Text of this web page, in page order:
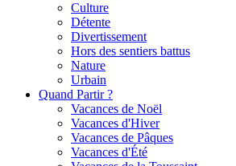
Culture
Détente
Divertissement
Hors des sentiers battus
Nature
Urbain
Quand Partir ?
Vacances de Noël
Vacances d'Hiver
Vacances de Pâques
Vacances d'Été